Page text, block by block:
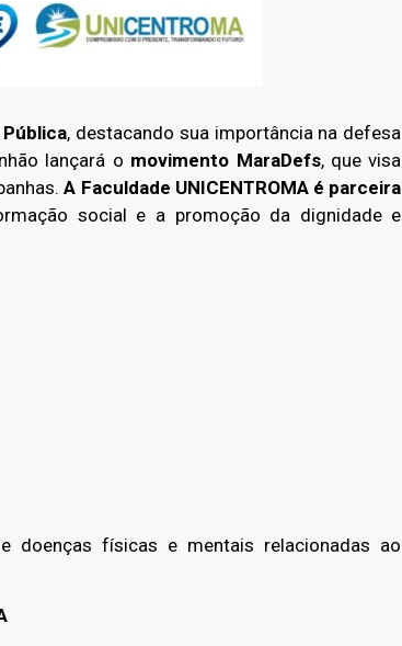
, destacando sua importância na defesa
lançará o movimento MaraDefs, que visa
A Faculdade UNICENTROMA é parceira
social e a promoção da dignidade e
doenças físicas e mentais relacionadas ao